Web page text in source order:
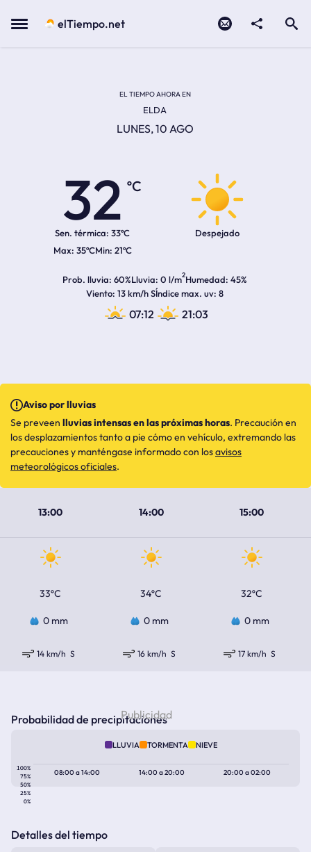
Menu elTiempo.net
EL TIEMPO AHORA EN
ELDA
LUNES, 10 AGO
32
ºC
Sen. térmica: 33ºC
35ºC 21ºC
Despejado
Prob. lluvia 60%Lluvia 0 l/m2Humedad 45%
Viento 13 km/h SÍndice max. uv 8
07:12 21:03
13:00 14:00 15:00
33ºC 34ºC 32ºC
0 mm 0 mm 0 mm
14 km/h S 16 km/h S 17 km/h S
Aviso por lluvias
Se preveen lluvias intensas en las próximas horas. Precaución en
los desplazamientos tanto a pie cómo en vehículo, extremando las
precauciones y manténgase informado con losavisos
meteorológicos oficiales.
Probabilidad de precipitaciones
LLUVIA TORMENTA NIEVE
100%
75%
50%
25%
0%
08:00a14:00 14:00a20:00 20:00a02:00
Detalles del tiempo